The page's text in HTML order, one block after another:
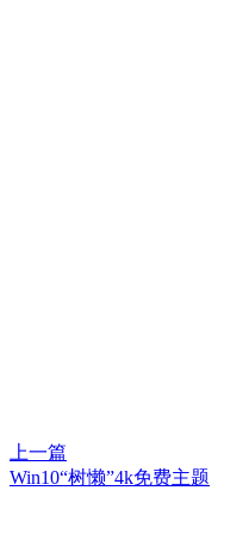
上一篇
Win10“树懒”4k免费主题